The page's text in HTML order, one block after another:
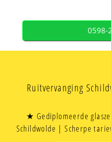
0598-
Ruitvervanging
★ Gediplomeerde
Schildwolde | Scherpe